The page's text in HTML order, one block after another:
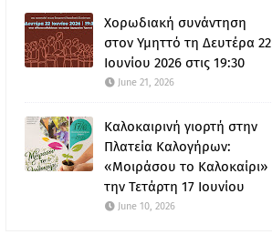
Χορωδιακή συνάντηση
στον Υμηττό τη Δευτέρα 22
Ιουνίου 2026 στις 19:30
June 21, 2026
Καλοκαιρινή γιορτή στην
Πλατεία Καλογήρων:
«Μοιράσου το Καλοκαίρι»
την Τετάρτη 17 Ιουνίου
June 10, 2026